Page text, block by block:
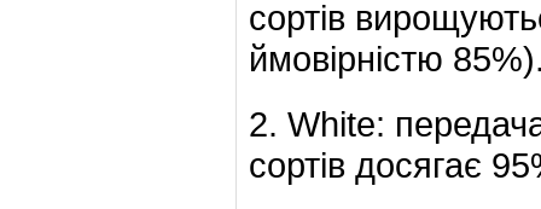
сортів
ймовірністю
2. White:
сортів досягає